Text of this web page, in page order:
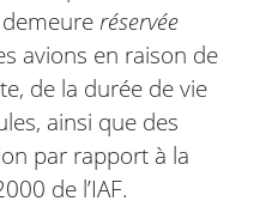
demeureréservée
avions en raison de
de la durée de vie
ainsi que des
par rapport à la
de l’IAF.